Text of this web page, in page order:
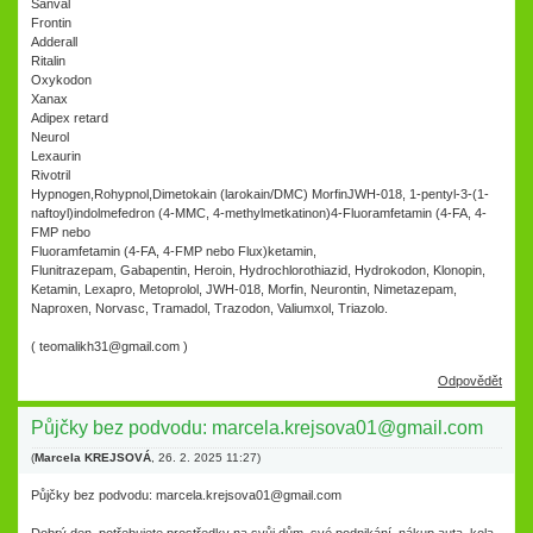
Sanval
Frontin
Adderall
Ritalin
Oxykodon
Xanax
Adipex retard
Neurol
Lexaurin
Rivotril
Hypnogen,Rohypnol,Dimetokain (larokain/DMC) MorfinJWH-018, 1-pentyl-3-(1-
naftoyl)indolmefedron (4-MMC, 4-methylmetkatinon)4-Fluoramfetamin (4-FA, 4-
FMP nebo
Fluoramfetamin (4-FA, 4-FMP nebo Flux)ketamin,
Flunitrazepam, Gabapentin, Heroin, Hydrochlorothiazid, Hydrokodon, Klonopin,
Ketamin, Lexapro, Metoprolol, JWH-018, Morfin, Neurontin, Nimetazepam,
Naproxen, Norvasc, Tramadol, Trazodon, Valiumxol, Triazolo.
( teomalikh31@gmail.com )
Odpovědět
Půjčky bez podvodu: marcela.krejsova01@gmail.com
(Marcela KREJSOVÁ 26. 2. 2025 11:27)
Půjčky bez podvodu: marcela.krejsova01@gmail.com